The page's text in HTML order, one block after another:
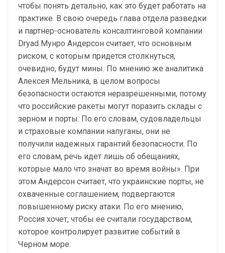
чтобы понять детально, как это будет работать на
практике. В свою очередь глава отдела разведки
и партнер-основатель консалтинговой компании
Dryad Мунро Андерсон считает, что основным
риском, с которым придется столкнуться,
очевидно, будут мины. По мнению же аналитика
Алексея Мельника, в целом вопросы
безопасности остаются неразрешенными, потому
что российские ракеты могут поразить склады с
зерном и порты. По его словам, судовладельцы
и страховые компании напуганы, они не
получили надежных гарантий безопасности. По
его словам, речь идет лишь об обещаниях,
которые мало что значат во время войны». При
этом Андерсон считает, что украинские порты, не
охваченные соглашением, подвергаются
повышенному риску атаки. По его мнению,
Россия хочет, чтобы ее считали государством,
которое контролирует развитие событий в
Черном море.